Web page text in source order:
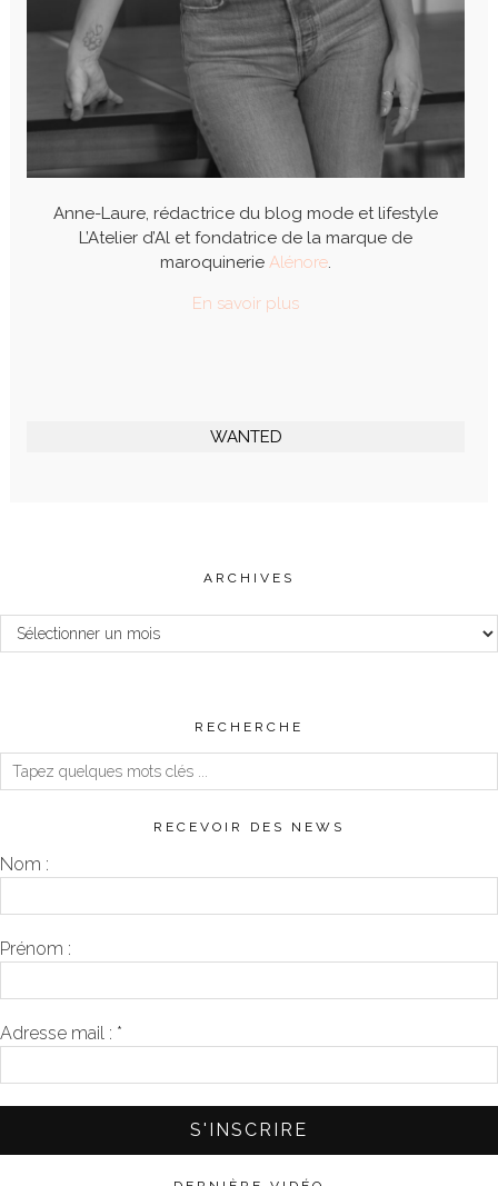
Anne-Laure, rédactrice du blog mode et lifestyle
L’Atelier d’Al et fondatrice de la marque de
maroquinerie Alénore.
En savoir plus
WANTED
ARCHIVES
Archives
RECHERCHE
RECEVOIR DES NEWS
Nom :
Prénom :
Adresse mail : *